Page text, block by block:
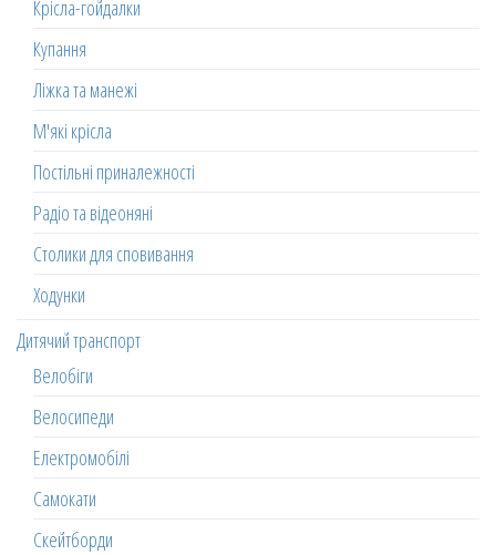
Крісла-гойдалки
Купання
Ліжка та манежі
М'які крісла
Постільні приналежності
Радіо та відеоняні
Столики для сповивання
Ходунки
Дитячий транспорт
Велобіги
Велосипеди
Електромобілі
Самокати
Скейтборди